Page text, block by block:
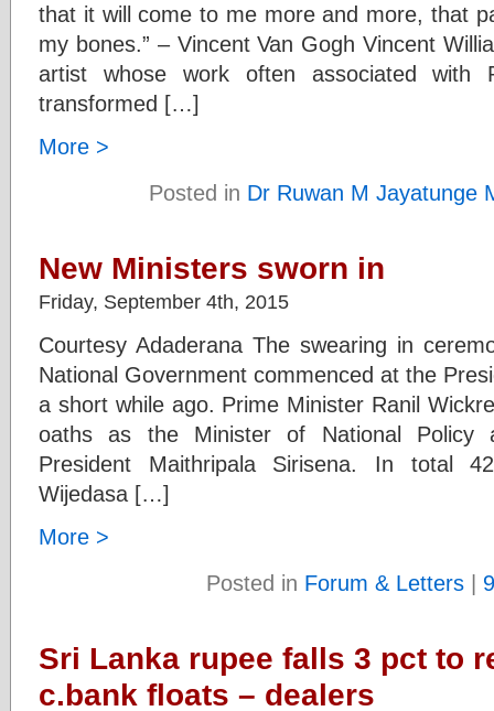
that it will come to me more and more, that
my bones.” – Vincent Van Gogh Vincent
artist whose work often associated with
transformed […]
More >
Posted in Dr Ruwan M Jayatunge
New Ministers sworn in
Friday, September 4th, 2015
Courtesy Adaderana The swearing in
National Government commenced at the
a short while ago. Prime Minister Ranil
oaths as the Minister of National Policy
President Maithripala Sirisena. In total
Wijedasa […]
More >
Posted in Forum & Letters|
Sri Lanka rupee falls 3 pct to
c.bank floats – dealers